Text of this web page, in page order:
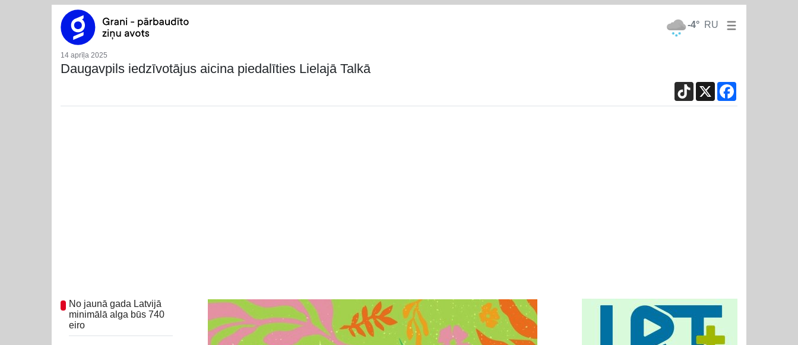
-4° RU
14 aprīļa 2025
Daugavpils iedzīvotājus aicina piedalīties Lielajā Talkā
TikTok
X
No jaunā gada Latvijā
minimālā alga būs 740
eiro